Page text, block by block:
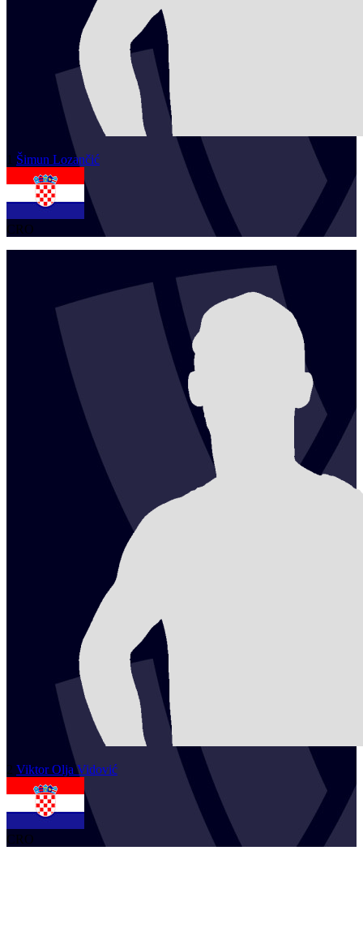
1 Šimun Lozančić
CRO
2 Viktor Olja Vidović
CRO